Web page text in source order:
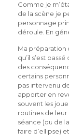
Comme je
de la scène je
personnage
déroule. En
Ma préparation
qu’il s’est
des
certains
pas intervenu
apporter en
souvent les
routines de
séance (ou de
faire d’ellipse)